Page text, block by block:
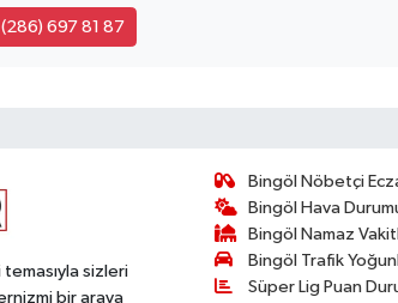
697 81 87
sizleri
bir araya
Bingöl Nöbetçi
Bingöl Hava
Bingöl Namaz
Bingöl Trafik
Süper Lig Puan